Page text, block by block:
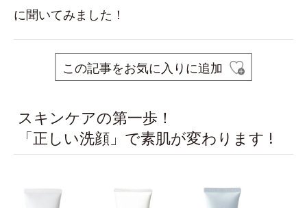
に聞いてみました！
この記事をお気に入りに追加
スキンケアの第一歩！
「正しい洗顔」で素肌が変わります !